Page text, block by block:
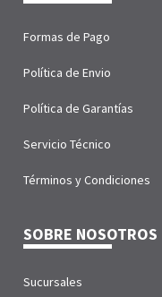
Formas de Pago
Política de Envio
Política de Garantías
Servicio Técnico
Términos y Condiciones
SOBRE NOSOTROS
Sucursales